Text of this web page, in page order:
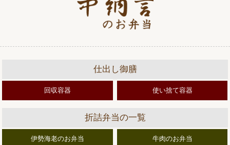
仕出し御膳
回収容器 使い捨て容器
折詰弁当の一覧
伊勢海老のお弁当 牛肉のお弁当